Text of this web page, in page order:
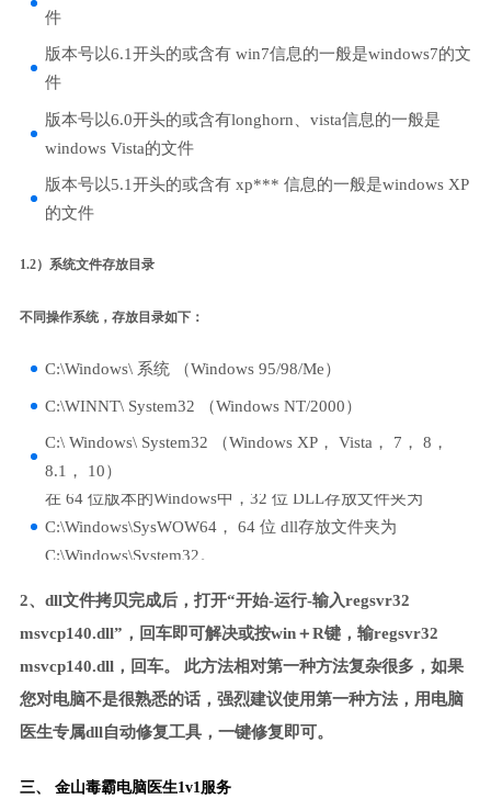
件
版本号以6.1开头的或含有 win7信息的一般是windows7的文
件
版本号以6.0开头的或含有longhorn、vista信息的一般是
windows Vista的文件
版本号以5.1开头的或含有 xp*** 信息的一般是windows XP
的文件
1.2）系统文件存放目录
不同操作系统，存放目录如下：
C:\Windows\ 系统 （Windows 95/98/Me）
C:\WINNT\ System32 （Windows NT/2000）
C:\ Windows\ System32 （Windows XP， Vista， 7， 8，
8.1， 10）
在 64 位版本的Windows中，32 位 DLL存放文件夹为
C:\Windows\SysWOW64， 64 位 dll存放文件夹为
C:\Windows\System32。
2、dll文件拷贝完成后，打开“开始-运行-输入regsvr32
msvcp140.dll”，回车即可解决或按win＋R键，输regsvr32
msvcp140.dll，回车。 此方法相对第一种方法复杂很多，如果
您对电脑不是很熟悉的话，强烈建议使用第一种方法，用电脑
医生专属dll自动修复工具，一键修复即可。
三、 金山毒霸电脑医生1v1服务